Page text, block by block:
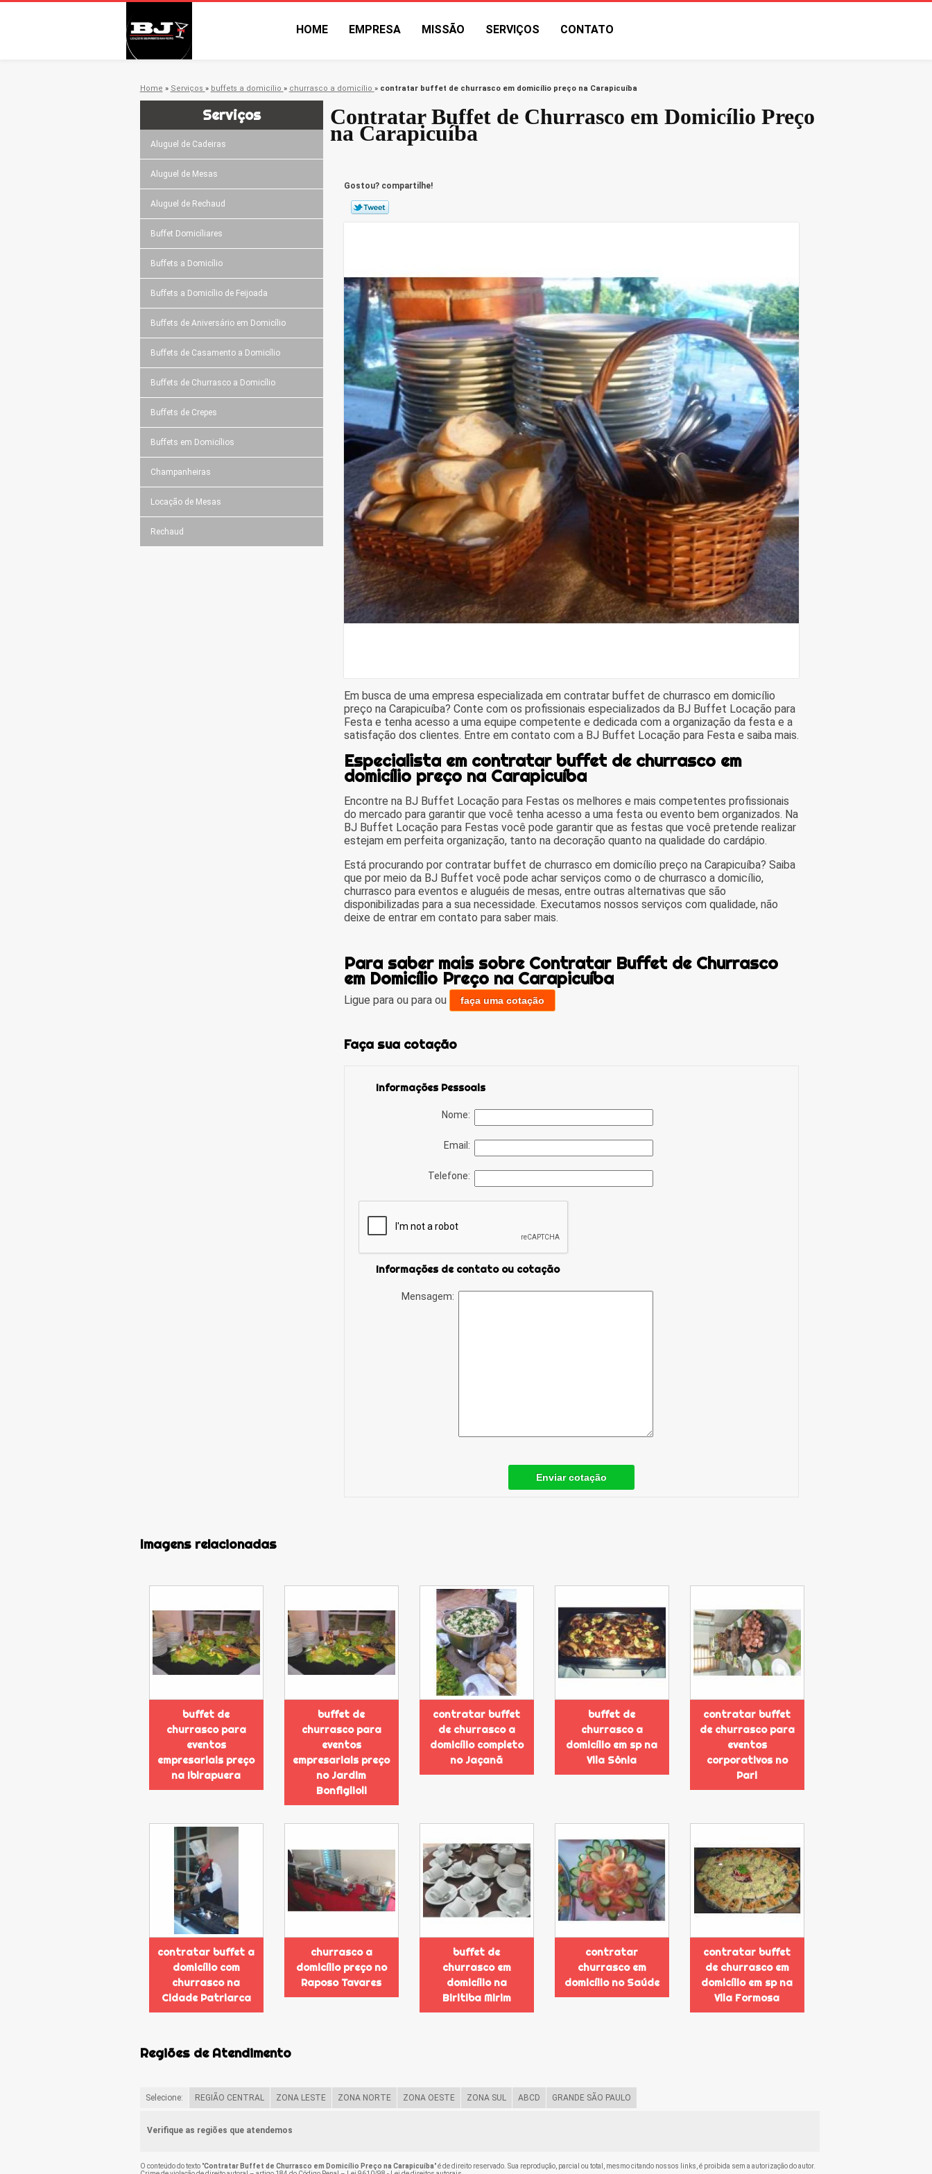
HOME EMPRESA MISSÃO SERVIÇOS CONTATO
Home » Serviços » buffets a domicílio » churrasco a domicílio » contratar buffet de churrasco em domicílio preço na Carapicuíba
Serviços
Aluguel de Cadeiras
Aluguel de Mesas
Aluguel de Rechaud
Buffet Domicíliares
Buffets a Domicílio
Buffets a Domicílio de Feijoada
Buffets de Aniversário em Domicílio
Buffets de Casamento a Domicílio
Buffets de Churrasco a Domicílio
Buffets de Crepes
Buffets em Domicílios
Champanheiras
Locação de Mesas
Rechaud
Contratar Buffet de Churrasco em Domicílio Preço
na Carapicuíba
Gostou? compartilhe!
Em busca de uma empresa especializada em contratar buffet de churrasco em domicílio
preço na Carapicuíba? Conte com os profissionais especializados da BJ Buffet Locação para
Festa e tenha acesso a uma equipe competente e dedicada com a organização da festa e a
satisfação dos clientes. Entre em contato com a BJ Buffet Locação para Festa e saiba mais.
Especialista em contratar buffet de churrasco em
domicílio preço na Carapicuíba
Encontre na BJ Buffet Locação para Festas os melhores e mais competentes profissionais
do mercado para garantir que você tenha acesso a uma festa ou evento bem organizados. Na
BJ Buffet Locação para Festas você pode garantir que as festas que você pretende realizar
estejam em perfeita organização, tanto na decoração quanto na qualidade do cardápio.
Está procurando por contratar buffet de churrasco em domicílio preço na Carapicuíba? Saiba
que por meio da BJ Buffet você pode achar serviços como o de churrasco a domicílio,
churrasco para eventos e aluguéis de mesas, entre outras alternativas que são
disponibilizadas para a sua necessidade. Executamos nossos serviços com qualidade, não
deixe de entrar em contato para saber mais.
Para saber mais sobre Contratar Buffet de Churrasco
em Domicílio Preço na Carapicuíba
Ligue para ou para ou faça uma cotação
Faça sua cotação
Informações Pessoais
Nome:
Email:
Telefone:
Informações de contato ou cotação
Mensagem:
Enviar cotação
Imagens relacionadas
buffet de
churrasco para
eventos
empresariais preço
na Ibirapuera
buffet de
churrasco para
eventos
empresariais preço
no Jardim
Bonfiglioli
contratar buffet
de churrasco a
domicílio completo
no Jaçanã
buffet de
churrasco a
domicílio em sp na
Vila Sônia
contratar buffet
de churrasco para
eventos
corporativos no
Pari
contratar buffet a
domicílio com
churrasco na
Cidade Patriarca
churrasco a
domicílio preço no
Raposo Tavares
buffet de
churrasco em
domicílio na
Biritiba Mirim
contratar
churrasco em
domicílio no Saúde
contratar buffet
de churrasco em
domicílio em sp na
Vila Formosa
Regiões de Atendimento
Selecione: REGIÃO CENTRAL ZONA LESTE ZONA NORTE ZONA OESTE ZONA SUL ABCD GRANDE SÃO PAULO
Verifique as regiões que atendemos
O conteúdo do texto "Contratar Buffet de Churrasco em Domicílio Preço na Carapicuíba" é de direito reservado. Sua reprodução, parcial ou total, mesmo citando nossos links, é proibida sem a autorização do autor.